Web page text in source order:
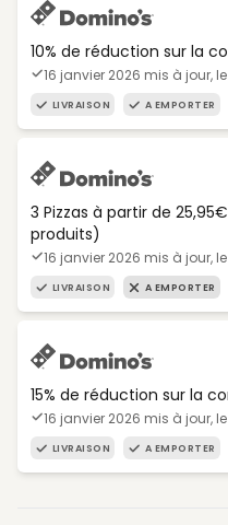
10% de réduction sur la
16 janvier 2026 mis à jour,
LIVRAISON A EMPORTER
3 Pizzas à partir de
produits)
16 janvier 2026 mis à jour,
LIVRAISON A EMPORTER
15% de réduction sur la
16 janvier 2026 mis à jour,
LIVRAISON A EMPORTER